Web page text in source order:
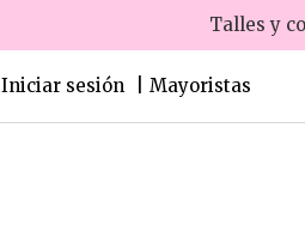
Talles y
Iniciar sesión Mayoristas